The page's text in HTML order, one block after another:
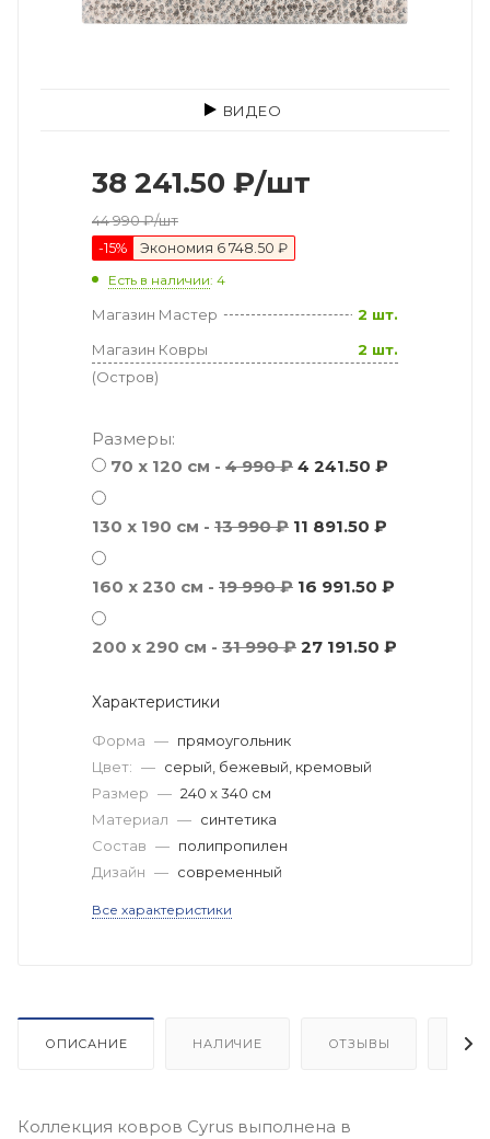
ВИДЕО
38 241.50 ₽/шт
44 990₽/шт
-15% Экономия 6 748.50 ₽
Есть в наличии: 4
Магазин Мастер
2 шт.
Магазин Ковры
(Остров)
2 шт.
Размеры:
70 х 120 см - 4 990 ₽ 4 241.50 ₽
130 x 190 см - 13 990 ₽ 11 891.50 ₽
160 x 230 см - 19 990 ₽ 16 991.50 ₽
200 x 290 см - 31 990 ₽ 27 191.50 ₽
Характеристики
Форма — прямоугольник
Цвет: — серый, бежевый, кремовый
Размер — 240 x 340 см
Материал — синтетика
Состав — полипропилен
Дизайн — современный
Все характеристики
ОПИСАНИЕ НАЛИЧИЕ ОТЗЫВЫ
Коллекция ковров Cyrus выполнена в